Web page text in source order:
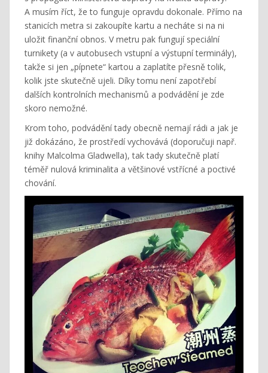
A musím říct, že to funguje opravdu dokonale. Přímo na
stanicích metra si zakoupíte kartu a necháte si na ni
uložit finanční obnos. V metru pak fungují speciální
turnikety (a v autobusech vstupní a výstupní terminály),
takže si jen „pípnete“ kartou a zaplatíte přesně tolik,
kolik jste skutečně ujeli. Díky tomu není zapotřebí
dalších kontrolních mechanismů a podvádění je zde
skoro nemožné.
Krom toho, podvádění tady obecně nemají rádi a jak je
již dokázáno, že prostředí vychovává (doporučuji např.
knihy Malcolma Gladwella), tak tady skutečně platí
téměř nulová kriminalita a většinové vstřícné a poctivé
chování.